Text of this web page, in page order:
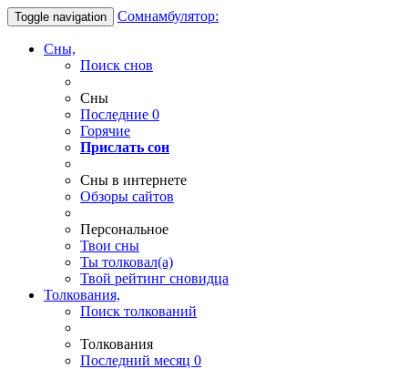
Toggle navigation Сомнамбулятор:
Сны,
Поиск снов
Сны
Последние 0
Горячие
Прислать сон
Сны в интернете
Обзоры сайтов
Персональное
Твои сны
Ты толковал(а)
Твой рейтинг сновидца
Толкования,
Поиск толкований
Толкования
Последний месяц 0